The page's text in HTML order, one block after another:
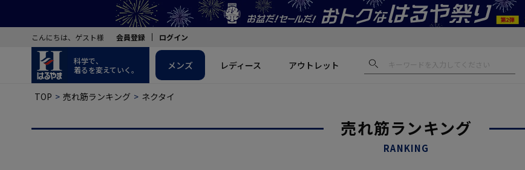
こんにちは、ゲスト様 会員登録 ログイン
科学で、
着るを変えていく。
メンズ レディース アウトレット
TOP 売れ筋ランキング ネクタイ
売れ筋ランキング
RANKING